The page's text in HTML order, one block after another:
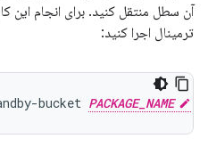
آن سطل منتقل کنید. برای انجام این
ترمینال اجرا کنید:
bucket PACKAGE_NAME